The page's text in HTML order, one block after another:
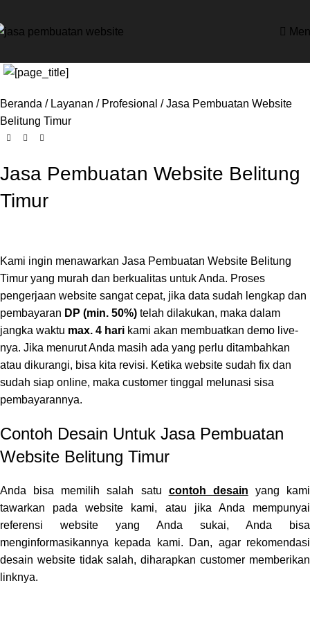
Beranda Layanan Profesional
Jasa Pembuatan Website
Belitung Timur
Jasa Pembuatan Website Belitung
Timur
Kami ingin menawarkan Jasa Pembuatan Website Belitung
Timur yang murah dan berkualitas untuk Anda. Proses
pengerjaan website sangat cepat, jika data sudah lengkap dan
pembayaran DP (min. 50%) telah dilakukan, maka dalam
jangka waktu max. 4 hari kami akan membuatkan demo live-
nya. Jika menurut Anda masih ada yang perlu ditambahkan
atau dikurangi, bisa kita revisi. Ketika website sudah fix dan
sudah siap online, maka customer tinggal melunasi sisa
pembayarannya.
Contoh Desain Untuk Jasa Pembuatan
Website Belitung Timur
Anda bisa memilih salah satu contoh desain yang kami
tawarkan pada website kami, atau jika Anda mempunyai
referensi website yang Anda sukai, Anda bisa
menginformasikannya kepada kami. Dan, agar rekomendasi
desain website tidak salah, diharapkan customer memberikan
linknya.